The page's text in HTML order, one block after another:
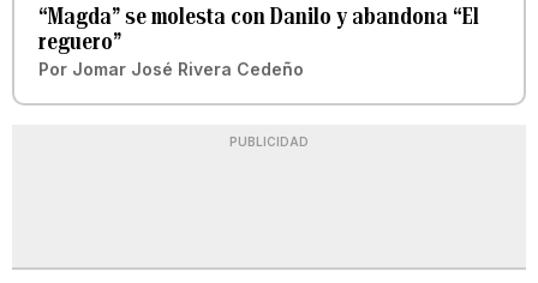
“Magda” se molesta con Danilo y abandona “El
reguero”
Por Jomar José Rivera Cedeño
PUBLICIDAD